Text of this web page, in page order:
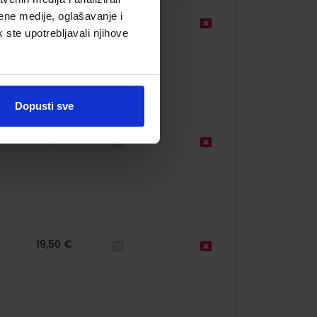
medije, oglašavanje i
ste upotrebljavali njihove
Dopusti sve
24,00 €
34,70 €
19,50 €